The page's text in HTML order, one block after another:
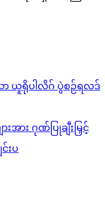
ာ ယူရိုပါလိဂ် ပွဲစဉ်ရလဒ်
ား ဂုဏ်ပြုချီးမြှင့်
းပ